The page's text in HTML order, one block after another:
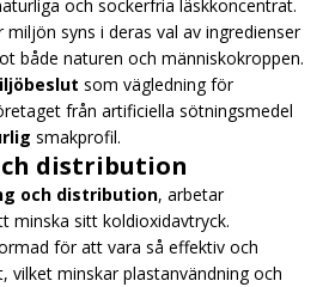
och sockerfria läskkoncentrat.
syns i deras val av ingredienser
både naturen och människokroppen.
som vägledning för
från artificiella sötningsmedel
smakprofil.
distribution
och distribution, arbetar
minska sitt koldioxidavtryck.
för att vara så effektiv och
vilket minskar plastanvändning och